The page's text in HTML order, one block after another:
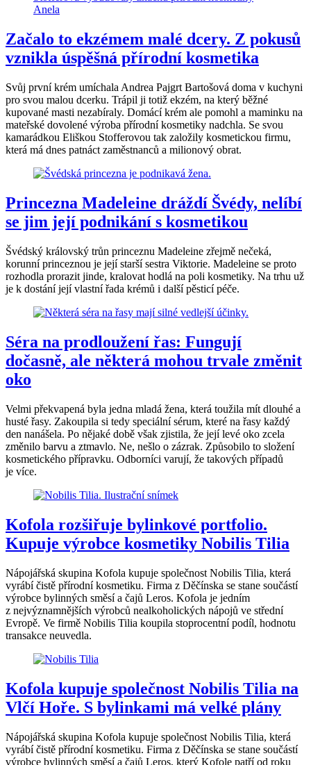
Začalo to ekzémem malé dcery. Z pokusů
vznikla úspěšná přírodní kosmetika
Svůj první krém umíchala Andrea Pajgrt Bartošová doma v kuchyni
pro svou malou dcerku. Trápil ji totiž ekzém, na který běžné
kupované masti nezabíraly. Domácí krém ale pomohl a maminku na
mateřské dovolené výroba přírodní kosmetiky nadchla. Se svou
kamarádkou Eliškou Stofferovou tak založily kosmetickou firmu,
která má dnes patnáct zaměstnanců a milionový obrat.
Princezna Madeleine dráždí Švédy, nelíbí
se jim její podnikání s kosmetikou
Švédský královský trůn princeznu Madeleine zřejmě nečeká,
korunní princeznou je její starší sestra Viktorie. Madeleine se proto
rozhodla prorazit jinde, kralovat hodlá na poli kosmetiky. Na trhu už
je k dostání její vlastní řada krémů i další pěsticí péče.
Séra na prodloužení řas: Fungují
dočasně, ale některá mohou trvale změnit
oko
Velmi překvapená byla jedna mladá žena, která toužila mít dlouhé a
husté řasy. Zakoupila si tedy speciální sérum, které na řasy každý
den nanášela. Po nějaké době však zjistila, že její levé oko zcela
změnilo barvu a ztmavlo. Ne, nešlo o zázrak. Způsobilo to složení
kosmetického přípravku. Odborníci varují, že takových případů
je více.
Kofola rozšiřuje bylinkové portfolio.
Kupuje výrobce kosmetiky Nobilis Tilia
Nápojářská skupina Kofola kupuje společnost Nobilis Tilia, která
vyrábí čistě přírodní kosmetiku. Firma z Děčínska se stane součástí
výrobce bylinných směsí a čajů Leros. Kofola je jedním
z nejvýznamnějších výrobců nealkoholických nápojů ve střední
Evropě. Ve firmě Nobilis Tilia koupila stoprocentní podíl, hodnotu
transakce neuvedla.
Kofola kupuje společnost Nobilis Tilia na
Vlčí Hoře. S bylinkami má velké plány
Nápojářská skupina Kofola kupuje společnost Nobilis Tilia, která
vyrábí čistě přírodní kosmetiku. Firma z Děčínska se stane součástí
výrobce bylinných směsí a čajů Leros, který Kofole patří od roku